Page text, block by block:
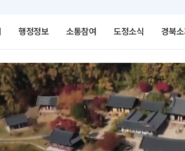
행정정보 소통참여 도정소식 경북